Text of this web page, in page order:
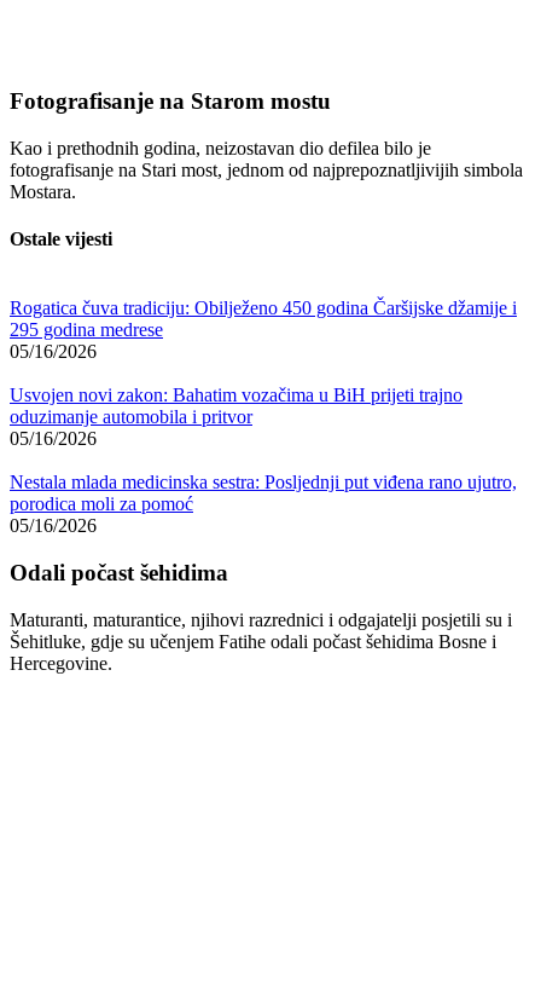
Fotografisanje na Starom mostu
Kao i prethodnih godina, neizostavan dio defilea bilo je
fotografisanje na Stari most, jednom od najprepoznatljivijih simbola
Mostara.
Ostale vijesti
Rogatica čuva tradiciju: Obilježeno 450 godina Čaršijske džamije i
295 godina medrese
05/16/2026
Usvojen novi zakon: Bahatim vozačima u BiH prijeti trajno
oduzimanje automobila i pritvor
05/16/2026
Nestala mlada medicinska sestra: Posljednji put viđena rano ujutro,
porodica moli za pomoć
05/16/2026
Odali počast šehidima
Maturanti, maturantice, njihovi razrednici i odgajatelji posjetili su i
Šehitluke, gdje su učenjem Fatihe odali počast šehidima Bosne i
Hercegovine.